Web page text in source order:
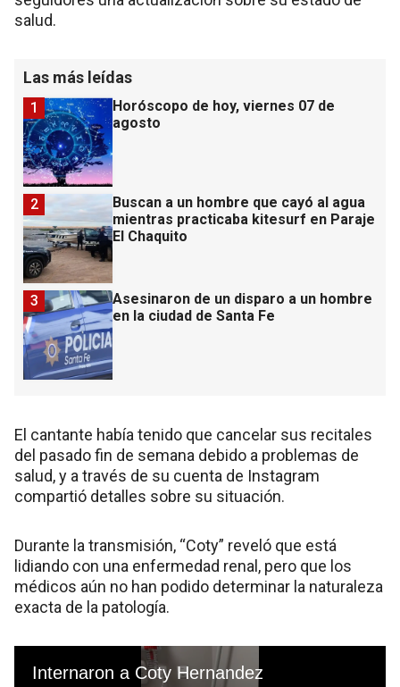
salud.
Las más leídas
Horóscopo de hoy, viernes 07 de
agosto
1
Buscan a un hombre que cayó al agua
mientras practicaba kitesurf en Paraje
El Chaquito
2
Asesinaron de un disparo a un hombre
en la ciudad de Santa Fe
3
El cantante había tenido que cancelar sus recitales
del pasado fin de semana debido a problemas de
salud, y a través de su cuenta de Instagram
compartió detalles sobre su situación.
Durante la transmisión, “Coty” reveló que está
lidiando con una enfermedad renal, pero que los
médicos aún no han podido determinar la naturaleza
exacta de la patología.